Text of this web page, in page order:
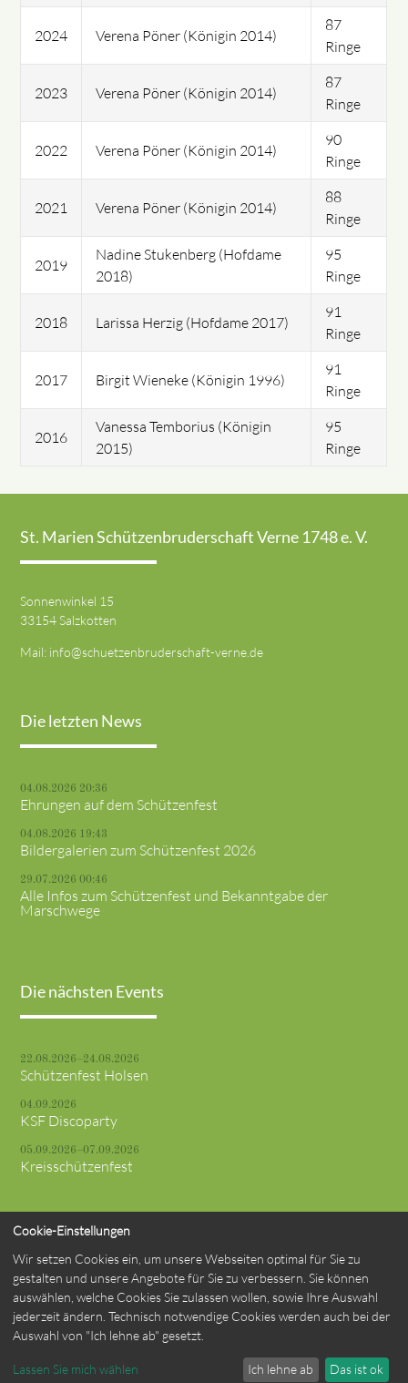
2024 Verena Pöner (Königin 2014)
87
Ringe
2023 Verena Pöner (Königin 2014)
87
Ringe
2022 Verena Pöner (Königin 2014)
90
Ringe
2021 Verena Pöner (Königin 2014)
88
Ringe
2019
Nadine Stukenberg (Hofdame
2018)
95
Ringe
2018 Larissa Herzig (Hofdame 2017)
91
Ringe
2017 Birgit Wieneke (Königin 1996)
91
Ringe
2016
Vanessa Temborius (Königin
2015)
95
Ringe
St. Marien Schützenbruderschaft Verne 1748 e. V.
Sonnenwinkel 15
33154 Salzkotten
Mail: info@schuetzenbruderschaft-verne.de
Die letzten News
04.08.2026 20:36
Ehrungen auf dem Schützenfest
04.08.2026 19:43
Bildergalerien zum Schützenfest 2026
29.07.2026 00:46
Alle Infos zum Schützenfest und Bekanntgabe der
Marschwege
Die nächsten Events
22.08.2026–24.08.2026
Schützenfest Holsen
04.09.2026
KSF Discoparty
05.09.2026–07.09.2026
Kreisschützenfest
© St. Marien Schützenbruderschaft Verne 1748 e. V.
Impressum Datenschutzerklärung Kontakt
powered by contao-themes.net
Cookie-Einstellungen
Wir setzen Cookies ein, um unsere Webseiten optimal für Sie zu
gestalten und unsere Angebote für Sie zu verbessern. Sie können
auswählen, welche Cookies Sie zulassen wollen, sowie Ihre Auswahl
jederzeit ändern. Technisch notwendige Cookies werden auch bei der
Auswahl von "Ich lehne ab" gesetzt.
Lassen Sie mich wählen Ich lehne ab Das ist ok